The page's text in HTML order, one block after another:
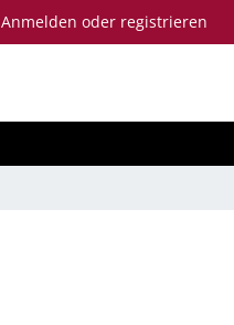
Anmelden oder registrieren